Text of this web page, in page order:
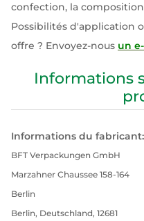
confection, la
Possibilités d'application
offre ? Envoyez-nous un
Informations
Informations du fabricant:
BFT Verpackungen GmbH
Marzahner Chaussee 158-164
Berlin
Berlin, Deutschland, 12681